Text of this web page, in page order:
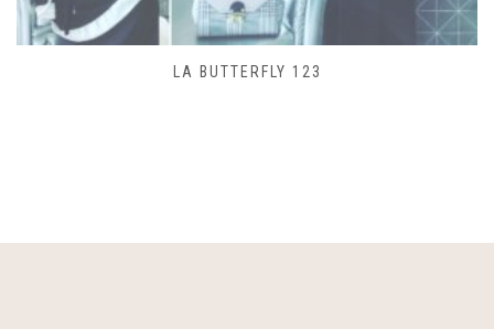
SAC LACET 480